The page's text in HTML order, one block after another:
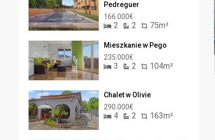
Pedreguer
166.000€
2 2 75m²
Mieszkanie w Pego
235.000€
3 2 104m²
Chalet w Olivie
290.000€
4 2 163m²